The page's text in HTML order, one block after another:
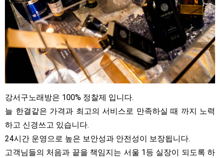
강서구노래방은 100% 정찰제 입니다.
늘 한결같은 가격과 최고의 서비스로 만족하실 때 까지 노력
하고 신경쓰고 있습니다.
24시간 운영으로 높은 보안성과 안전성이 보장됩니다.
고객님들의 처음과 끝을 책임지는 서울 1등 실장이 되도록 하